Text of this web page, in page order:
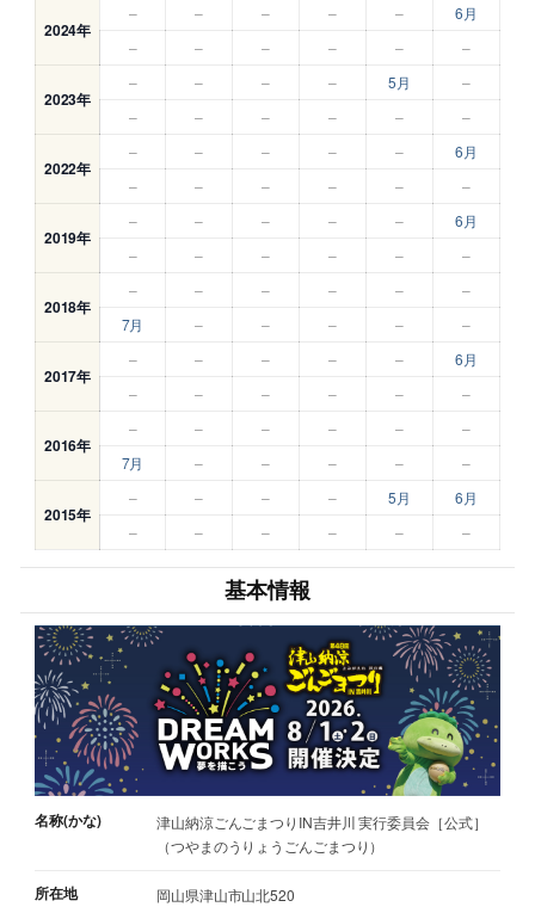
2024年
– – – – –
6月
–
– – – – –
2023年
– – – – 5月
–
–
– – – – –
2022年
– – – – –
6月
–
– – – – –
2019年
– – – – –
6月
–
– – – – –
2018年
– – – – –
–
7月
– – – – –
2017年
– – – – –
6月
–
– – – – –
2016年
– – – – –
–
7月
– – – – –
2015年
– – – – 5月
6月
–
– – – – –
基本情報
名称(かな)
津山納涼ごんごまつりIN吉井川 実行委員会［公式］
（つやまのうりょうごんごまつり）
所在地 岡山県津山市山北520